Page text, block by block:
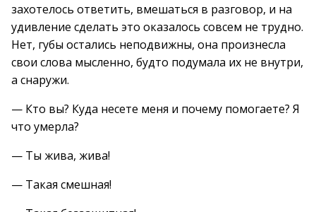
захотелось ответить, вмешаться в разговор, и на
удивление сделать это оказалось совсем не трудно.
Нет, губы остались неподвижны, она произнесла
свои слова мысленно, будто подумала их не внутри,
а снаружи.
— Кто вы? Куда несете меня и почему помогаете? Я
что умерла?
— Ты жива, жива!
— Такая смешная!